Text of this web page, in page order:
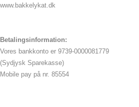
www.bakkelykat.dk
Betalingsinformation:
Vores bankkonto er 9739-0000081779
(Sydjysk Sparekasse)
Mobile pay på nr. 85554